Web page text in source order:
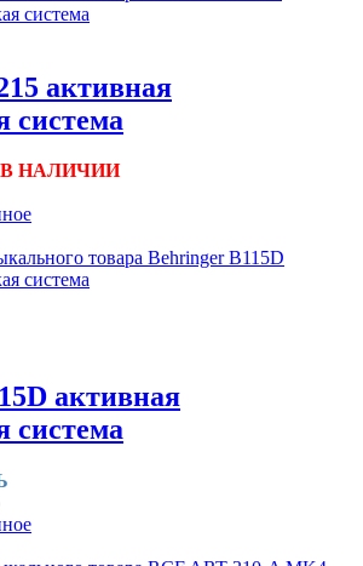
активная
система
НАЛИЧИИ
активная
система